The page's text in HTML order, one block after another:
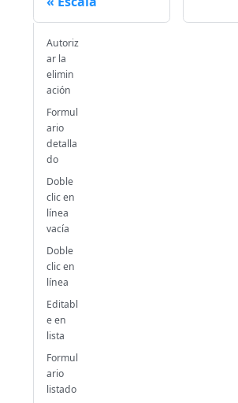
Autoriz
ar la
elimin
ación
Formul
ario
detalla
do
Doble
clic en
línea
vacía
Doble
clic en
línea
Editabl
e en
lista
Formul
ario
listado